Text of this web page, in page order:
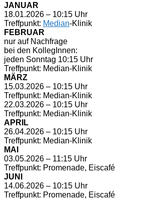
JANUAR
18.01.2026 – 10:15 Uhr
Treffpunkt: Median-Klinik
FEBRUAR
nur auf Nachfrage
bei den KollegInnen:
jeden Sonntag 10:15 Uhr
Treffpunkt: Median-Klinik
MÄRZ
15.03.2026 – 10:15 Uhr
Treffpunkt: Median-Klinik
22.03.2026 – 10:15 Uhr
Treffpunkt: Median-Klinik
APRIL
26.04.2026 – 10:15 Uhr
Treffpunkt: Median-Klinik
MAI
03.05.2026 – 11:15 Uhr
Treffpunkt: Promenade, Eiscafé
JUNI
14.06.2026 – 10:15 Uhr
Treffpunkt: Promenade, Eiscafé